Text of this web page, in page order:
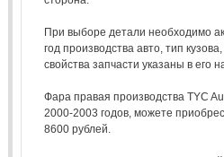
При выборе детали необходимо
год производства авто, тип
свойства запчасти указаны в его
Фара правая производства TYC
2000-2003 годов, можете
8600 рублей.